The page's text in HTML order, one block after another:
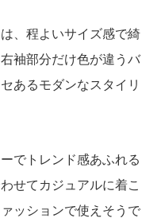
、程よいサイズ感で綺
袖部分だけ色が違うバ
あるモダンなスタイリ
でトレンド感あふれる
せてカジュアルに着こ
ッションで使えそうで